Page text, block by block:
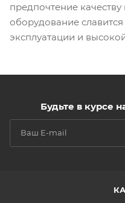
предпочтение
оборудование
эксплуатации и
Будьте в курсе